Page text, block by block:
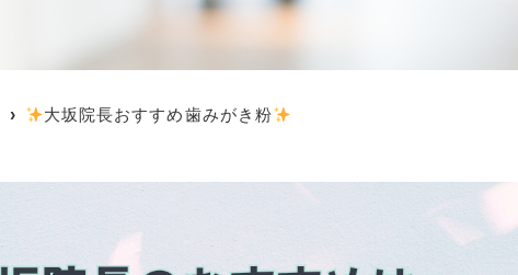
大坂院長おすすめ歯みがき粉